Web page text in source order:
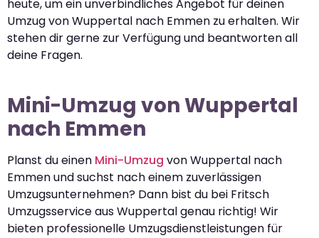
heute, um ein unverbindliches Angebot für deinen
Umzug von Wuppertal nach Emmen zu erhalten. Wir
stehen dir gerne zur Verfügung und beantworten all
deine Fragen.
Mini-Umzug von Wuppertal
nach Emmen
Planst du einen Mini-Umzug von Wuppertal nach
Emmen und suchst nach einem zuverlässigen
Umzugsunternehmen? Dann bist du bei Fritsch
Umzugsservice aus Wuppertal genau richtig! Wir
bieten professionelle Umzugsdienstleistungen für